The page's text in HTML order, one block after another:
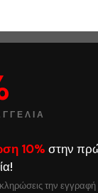
10% στην
την